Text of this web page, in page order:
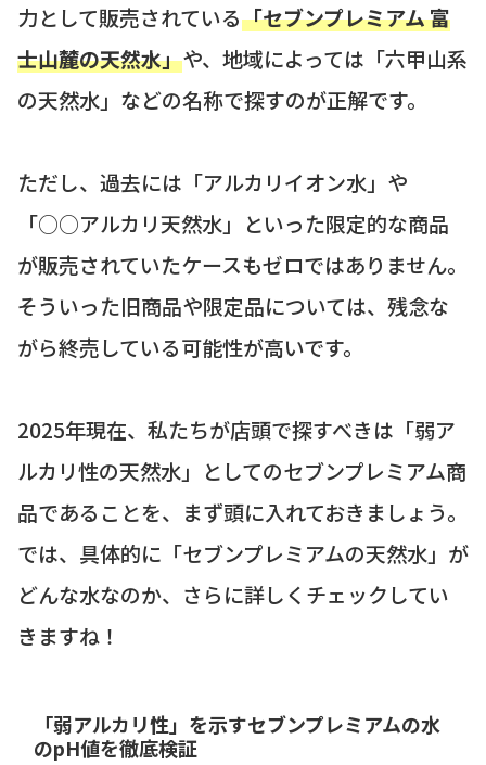
力として販売されている「セブンプレミアム 富
士山麓の天然水」や、地域によっては「六甲山系
の天然水」などの名称で探すのが正解です。
ただし、過去には「アルカリイオン水」や
「○○アルカリ天然水」といった限定的な商品
が販売されていたケースもゼロではありません。
そういった旧商品や限定品については、残念な
がら終売している可能性が高いです。
2025年現在、私たちが店頭で探すべきは「弱ア
ルカリ性の天然水」としてのセブンプレミアム商
品であることを、まず頭に入れておきましょう。
では、具体的に「セブンプレミアムの天然水」が
どんな水なのか、さらに詳しくチェックしてい
きますね！
「弱アルカリ性」を示すセブンプレミアムの水
のpH値を徹底検証